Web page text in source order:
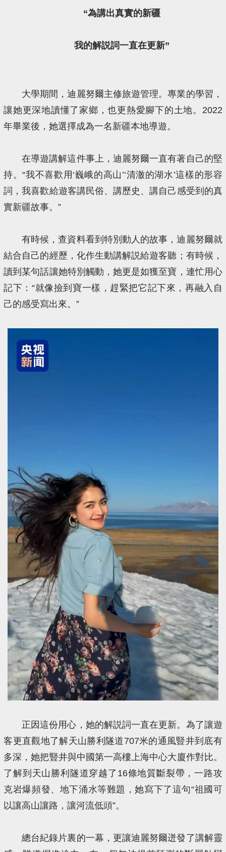
“為講出真實的新疆
我的解説詞一直在更新”
大學期間，迪麗努爾主修旅遊管理。專業的學習，
讓她更深地讀懂了家鄉，也更熱愛腳下的土地。2022
年畢業後，她選擇成為一名新疆本地導遊。
在導遊講解這件事上，迪麗努爾一直有著自己的堅
持。“我不喜歡用‘巍峨的高山’‘清澈的湖水’這樣的形容
詞，我喜歡給遊客講民俗、講歷史、講自己感受到的真
實新疆故事。”
有時候，查資料看到特別動人的故事，迪麗努爾就
結合自己的經歷，化作生動講解説給遊客聽；有時候，
讀到某句話讓她特別觸動，她更是如獲至寶，連忙用心
記下：“就像撿到寶一樣，趕緊把它記下來，再融入自
己的感受寫出來。”
正因這份用心，她的解説詞一直在更新。為了讓遊
客更直觀地了解天山勝利隧道707米的通風豎井到底有
多深，她把豎井與中國第一高樓上海中心大廈作對比。
了解到天山勝利隧道穿越了16條地質斷裂帶，一路攻
克岩爆頻發、地下涌水等難題，她寫下了這句“祖國可
以讓高山讓路，讓河流低頭”。
總台紀錄片裏的一幕，更讓迪麗努爾迸發了講解靈